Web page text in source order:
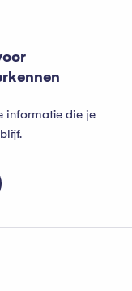
informatie die je